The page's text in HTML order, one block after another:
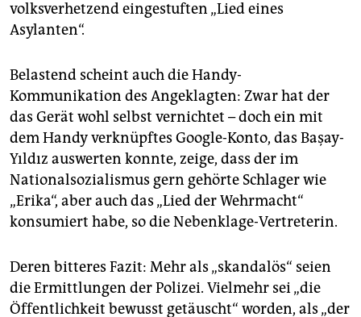
volksverhetzend eingestuften „Lied eines
Asylanten“.
Belastend scheint auch die Handy-
Kommunikation des Angeklagten: Zwar hat der
das Gerät wohl selbst vernichtet – doch ein mit
dem Handy verknüpftes Google-Konto, das Başay-
Yıldız auswerten konnte, zeige, dass der im
Nationalsozialismus gern gehörte Schlager wie
„Erika“, aber auch das „Lied der Wehrmacht“
konsumiert habe, so die Nebenklage-Vertreterin.
Deren bitteres Fazit: Mehr als „skandalös“ seien
die Ermittlungen der Polizei. Vielmehr sei „die
Öffentlichkeit bewusst getäuscht“ worden, als „der